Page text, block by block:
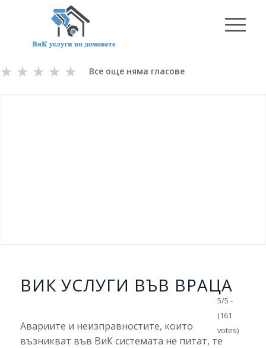
★
★
★
★
★ Все още няма гласове
ВИК УСЛУГИ ВЪВ ВРАЦА
Авариите и неизправностите, които
възникват във ВиК системата не питат, те
5/5 -
(161
votes)